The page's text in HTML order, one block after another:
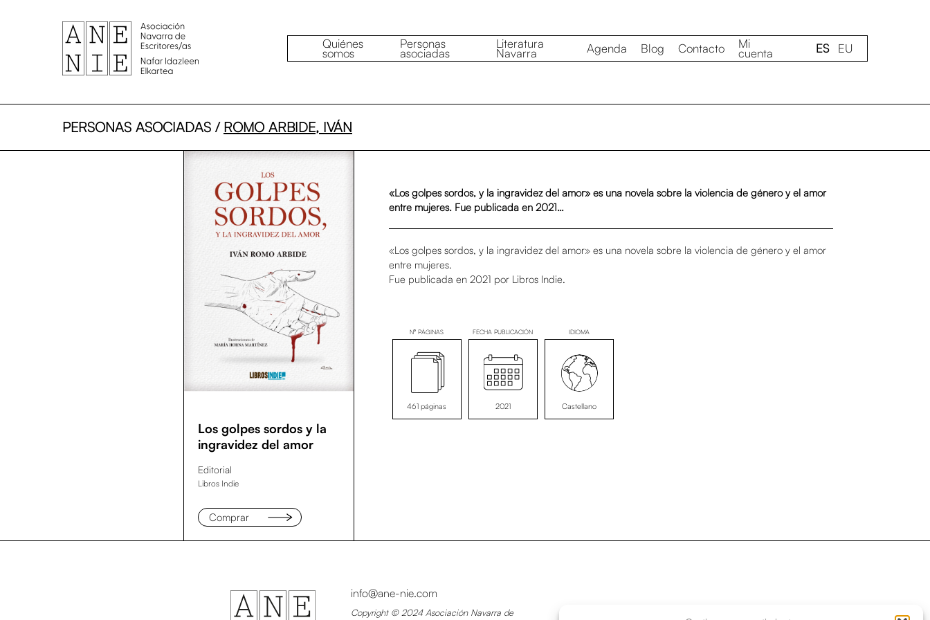
Quiénes
somos
Personas
asociadas
Literatura
Navarra Agenda Blog Contacto Mi
cuenta ES EU
PERSONAS ASOCIADAS / ROMO ARBIDE, IVÁN
Los golpes sordos y la
ingravidez del amor
Editorial
Libros Indie
Comprar
«Los golpes sordos, y la ingravidez del amor» es una novela sobre la violencia de género y el amor
entre mujeres. Fue publicada en 2021…
«Los golpes sordos, y la ingravidez del amor» es una novela sobre la violencia de género y el amor
entre mujeres.
Fue publicada en 2021 por Libros Indie.
Nº PÁGINAS
461 páginas
FECHA PUBLICACIÓN
2021
IDIOMA
Castellano
info@ane-nie.com
Copyright © 2024 Asociación Navarra de